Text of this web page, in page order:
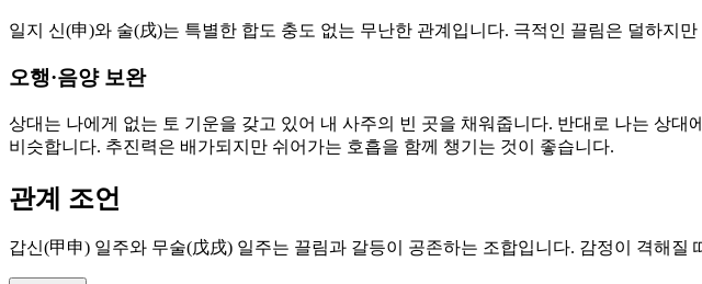
일지 신(申)와 술(戌)는 특별한 합도 충도 없는 무난한 관계입니다. 극적인 끌림은 덜하지
오행·음양 보완
상대는 나에게 없는 토 기운을 갖고 있어 내 사주의 빈 곳을 채워줍니다. 반대로 나는 상
비슷합니다. 추진력은 배가되지만 쉬어가는 호흡을 함께 챙기는 것이 좋습니다.
관계 조언
갑신(甲申) 일주와 무술(戊戌) 일주는 끌림과 갈등이 공존하는 조합입니다. 감정이 격해